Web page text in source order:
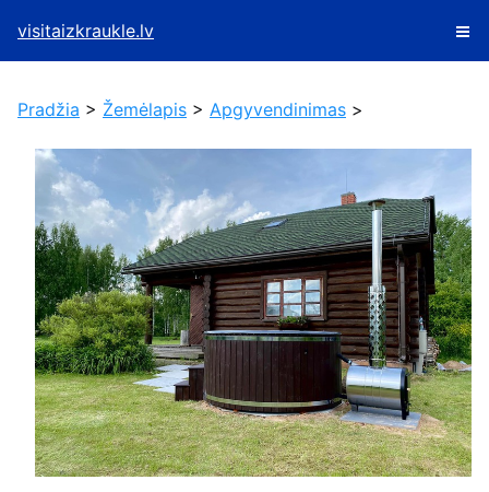
visitaizkraukle.lv
Pradžia > Žemėlapis > Apgyvendinimas >